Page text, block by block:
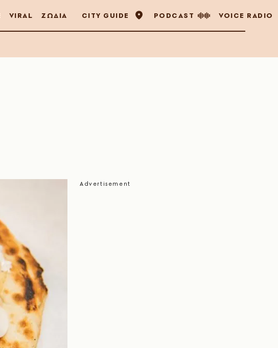
VIRAL ΖΩΔΙΑ CITY GUIDE PODCAST VOICE RADIO